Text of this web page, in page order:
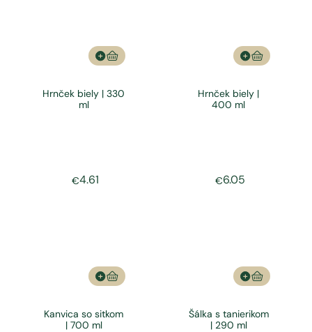
Hrnček biely | 330
ml
€4.61
Hrnček biely |
400 ml
€6.05
Kanvica so sitkom
| 700 ml
Šálka s tanierikom
| 290 ml